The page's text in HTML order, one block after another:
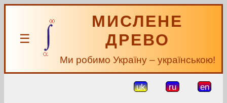
☰
МИСЛЕНЕ
ДРЕВО
Ми робимо Україну – українською!
uk ru en